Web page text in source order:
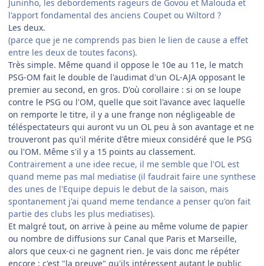
Juninho, les debordements rageurs de Govou et Malouda et
l'apport fondamental des anciens Coupet ou Wiltord ?
Les deux.
(parce que je ne comprends pas bien le lien de cause a effet
entre les deux de toutes facons).
Très simple. Même quand il oppose le 10e au 11e, le match
PSG-OM fait le double de l'audimat d'un OL-AJA opposant le
premier au second, en gros. D'où corollaire : si on se loupe
contre le PSG ou l'OM, quelle que soit l'avance avec laquelle
on remporte le titre, il y a une frange non négligeable de
téléspectateurs qui auront vu un OL peu à son avantage et ne
trouveront pas qu'il mérite d'être mieux considéré que le PSG
ou l'OM. Même s'il y a 15 points au classement.
Contrairement a une idee recue, il me semble que l'OL est
quand meme pas mal mediatise (il faudrait faire une synthese
des unes de l'Equipe depuis le debut de la saison, mais
spontanement j'ai quand meme tendance a penser qu'on fait
partie des clubs les plus mediatises).
Et malgré tout, on arrive à peine au même volume de papier
ou nombre de diffusions sur Canal que Paris et Marseille,
alors que ceux-ci ne gagnent rien. Je vais donc me répéter
encore : c'est "la preuve" qu'ils intéressent autant le public